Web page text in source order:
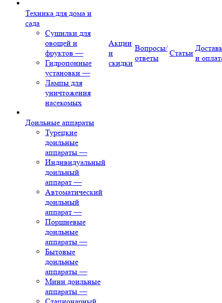
Техника для дома и
сада
Сушилки для
овощей и
фруктов —
Гидропонные
установки —
Лампы для
уничтожения
насекомых
Доильные аппараты
Турецкие
доильные
аппараты —
Индивидуальный
доильный
аппарат —
Автоматический
доильный
аппарат —
Поршневые
доильные
аппараты —
Бытовые
доильные
аппараты —
Мини доильные
аппараты —
Акции
и
скидки
Вопросы/
ответы
Статьи
и